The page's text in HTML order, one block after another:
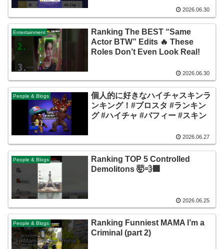
2026.06.30
Entertainment
Ranking The BEST “Same
Actor BTW” Edits 🔥 These
Roles Don’t Even Look Real!
2026.06.30
People & Blogs
個人的に好きなハイチャスキンラ
ンキング！#ブロスタ #ランキン
グ #ハイチャ #バフィー #スキン
2026.06.27
People & Blogs
Ranking TOP 5 Controlled
Demolitons 🤯💨🏢
2026.06.25
People & Blogs
Ranking Funniest MAMA I’m a
Criminal (part 2)